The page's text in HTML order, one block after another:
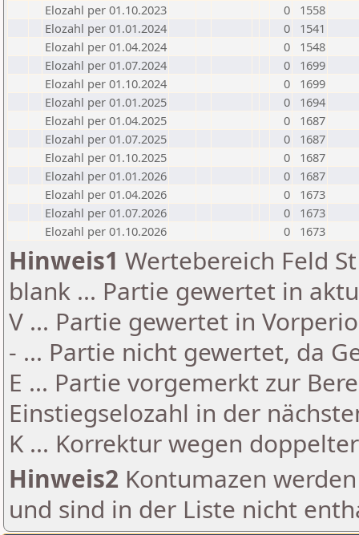
Elozahl per 01.10.2023
0
1558
Elozahl per 01.01.2024
0
1541
Elozahl per 01.04.2024
0
1548
Elozahl per 01.07.2024
0
1699
Elozahl per 01.10.2024
0
1699
Elozahl per 01.01.2025
0
1694
Elozahl per 01.04.2025
0
1687
Elozahl per 01.07.2025
0
1687
Elozahl per 01.10.2025
0
1687
Elozahl per 01.01.2026
0
1687
Elozahl per 01.04.2026
0
1673
Elozahl per 01.07.2026
0
1673
Elozahl per 01.10.2026
0 1673
Hinweis1 Wertebereich Feld
blank ... Partie gewertet in
V ... Partie gewertet in
- ... Partie nicht gewertet, da
E ... Partie vorgemerkt zur
Einstiegselozahl in der
K ... Korrektur wegen
Hinweis2 Kontumazen
und sind in der Liste nicht